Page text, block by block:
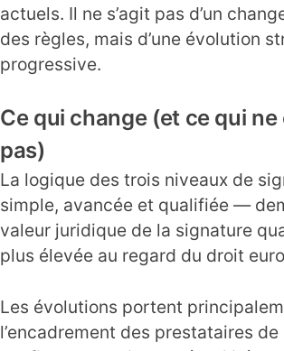
actuels. Il ne s’agit pas d’un
des règles, mais d’une évolution
progressive.
Ce qui change (et ce qui
pas)
La logique des trois niveaux de
simple, avancée et qualifiée —
valeur juridique de la signature
plus élevée au regard du droit
Les évolutions portent
l’encadrement des prestataires